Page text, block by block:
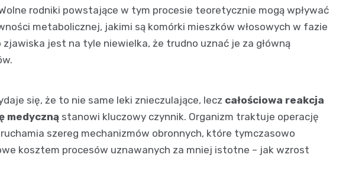
rodniki powstające w tym procesie teoretycznie mogą wpływać
metabolicznej, jakimi są komórki mieszków włosowych w fazie
jest na tyle niewielka, że trudno uznać je za główną
się, że to nie same leki znieczulające, lecz całościowa reakcja
medyczną stanowi kluczowy czynnik. Organizm traktuje operację
szereg mechanizmów obronnych, które tymczasowo
kosztem procesów uznawanych za mniej istotne – jak wzrost